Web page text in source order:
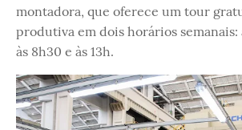
montadora, que oferece um tour
produtiva em dois horários
às 8h30 e às 13h.